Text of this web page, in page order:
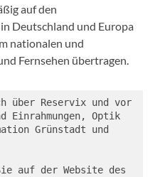
auf den
Deutschland und Europa
nationalen und
Fernsehen übertragen.
Reservix und vor
Einrahmungen, Optik
Grünstadt und
auf der Website des